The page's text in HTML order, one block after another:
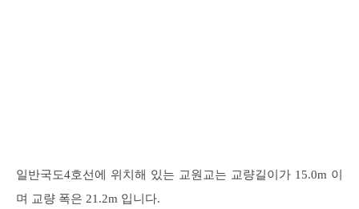
일반국도4호선에 위치해 있는 교원교는 교량길이가 15.0m 이
며 교량 폭은 21.2m 입니다.